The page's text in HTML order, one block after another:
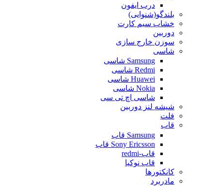
درب ایفون
بلندگو(شنوایی)
خشاب سیم کارت
دوربین
سوزن خارج سازی
شاسی
Samsung شاسی
Redmi شاسی
Huawei شاسی
Nokia شاسی
شاسی اچ تی سی
شیشه لنز دوربین
فلت
قاب
Samsung قاب
Sony Ericsson قاب
قاب-redmi
قاب نوکیا
کانکتورها
مادربرد